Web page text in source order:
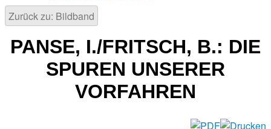
Zurück zu: Bildband
PANSE, I./FRITSCH, B.: DIE
SPUREN UNSERER
VORFAHREN